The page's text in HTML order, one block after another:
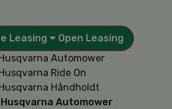
Leasing
Open Leasing
Automower
Ride On
Håndholdt
Automower